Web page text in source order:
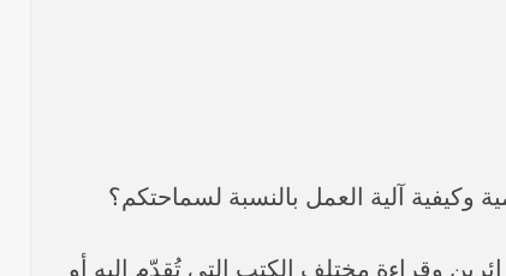
وقراءة مختلف الكتب التي تُقدّم إليه أو